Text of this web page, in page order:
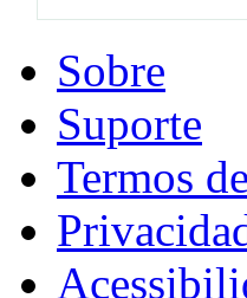
Sobre
Suporte
Termos